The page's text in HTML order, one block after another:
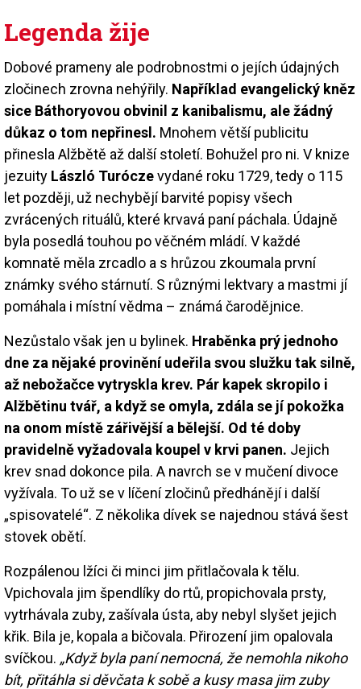
Legenda žije
Dobové prameny ale podrobnostmi o jejích údajných
zločinech zrovna nehýřily. Například evangelický kněz
sice Báthoryovou obvinil z kanibalismu, ale žádný
důkaz o tom nepřinesl. Mnohem větší publicitu
přinesla Alžbětě až další století. Bohužel pro ni. V knize
jezuity László Turóczevydané roku 1729, tedy o 115
let později, už nechybějí barvité popisy všech
zvrácených rituálů, které krvavá paní páchala. Údajně
byla posedlá touhou po věčném mládí. V každé
komnatě měla zrcadlo a s hrůzou zkoumala první
známky svého stárnutí. S různými lektvary a mastmi jí
pomáhala i místní vědma – známá čarodějnice.
Nezůstalo však jen u bylinek. Hraběnka prý jednoho
dne za nějaké provinění udeřila svou služku tak silně,
až nebožačce vytryskla krev. Pár kapek skropilo i
Alžbětinu tvář, a když se omyla, zdála se jí pokožka
na onom místě zářivější a bělejší. Od té doby
pravidelně vyžadovala koupel v krvi panen. Jejich
krev snad dokonce pila. A navrch se v mučení divoce
vyžívala. To už se v líčení zločinů předhánějí i další
„spisovatelé“. Z několika dívek se najednou stává šest
stovek obětí.
Rozpálenou lžíci či minci jim přitlačovala k tělu.
Vpichovala jim špendlíky do rtů, propichovala prsty,
vytrhávala zuby, zašívala ústa, aby nebyl slyšet jejich
křik. Bila je, kopala a bičovala. Přirození jim opalovala
svíčkou. „Když byla paní nemocná, že nemohla nikoho
bít, přitáhla si děvčata k sobě a kusy masa jim zuby